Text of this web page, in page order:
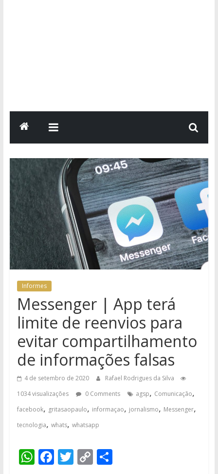
Informes
Messenger | App terá
limite de reenvios para
evitar compartilhamento
de informações falsas
4 de setembro de 2020
Rafael Rodrigues da Silva
1034 visualizações
0 Comments agsp, Comunicação,
facebook, gritasaopaulo, informaçao, jornalismo, Messenger,
tecnologia, whats, whatsapp
W F T C S